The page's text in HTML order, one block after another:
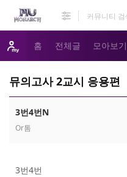
홈 전체글 모아보기
뮤의고사 2교시 응용편
3번4번N
Or톰
3번4번